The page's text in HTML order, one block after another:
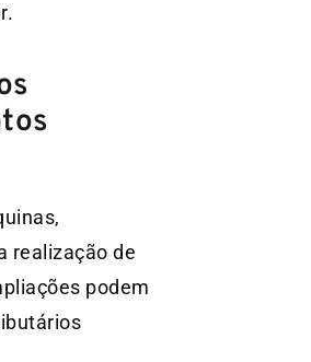
realização de
podem